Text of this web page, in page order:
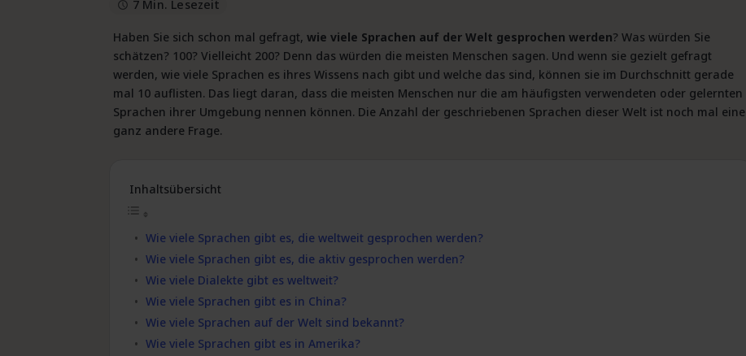
7 Min. Lesezeit
Haben Sie sich schon mal gefragt,wie viele Sprachen auf der Welt gesprochen werden? Was würden Sie
schätzen? 100? Vielleicht 200? Denn das würden die meisten Menschen sagen. Und wenn sie gezielt gefragt
werden, wie viele Sprachen es ihres Wissens nach gibt und welche das sind, können sie im Durchschnitt gerade
mal 10 auflisten. Das liegt daran, dass die meisten Menschen nur die am häufigsten verwendeten oder gelernten
Sprachen ihrer Umgebung nennen können. Die Anzahl der geschriebenen Sprachen dieser Welt ist noch mal eine
ganz andere Frage.
Inhaltsübersicht
Wie viele Sprachen gibt es, die weltweit gesprochen werden?
Wie viele Sprachen gibt es, die aktiv gesprochen werden?
Wie viele Dialekte gibt es weltweit?
Wie viele Sprachen gibt es in China?
Wie viele Sprachen auf der Welt sind bekannt?
Wie viele Sprachen gibt es in Amerika?